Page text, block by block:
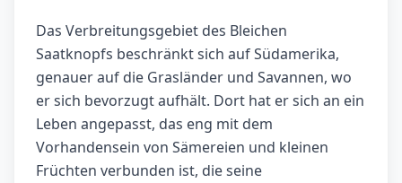
Das Verbreitungsgebiet des Bleichen
Saatknopfs beschränkt sich auf Südamerika,
genauer auf die Grasländer und Savannen, wo
er sich bevorzugt aufhält. Dort hat er sich an ein
Leben angepasst, das eng mit dem
Vorhandensein von Sämereien und kleinen
Früchten verbunden ist, die seine